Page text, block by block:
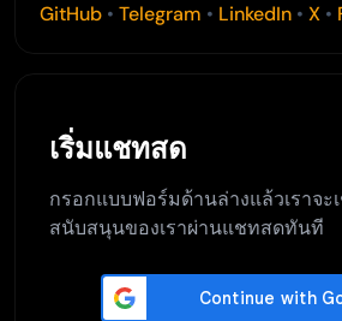
GitHub • Telegram • LinkedIn • X •
เริ่มแชทสด
กรอกแบบฟอร์มด้านล่างแล้วเราจ
สนับสนุนของเราผ่านแชทสดทันที